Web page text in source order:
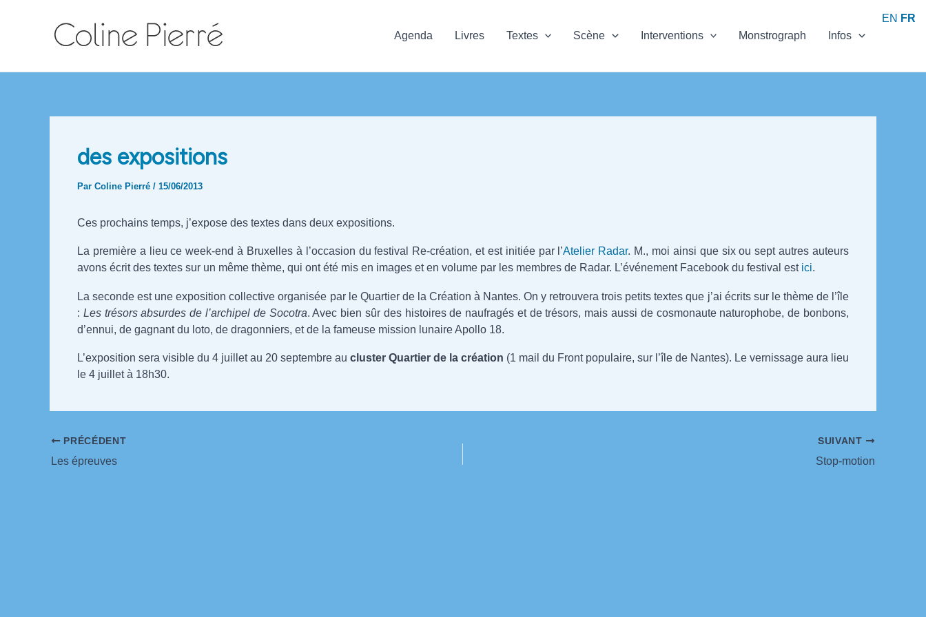
Agenda Livres Textes Scène Interventions Monstrograph Infos
des expositions
Par Coline Pierré / 15/06/2013
Ces prochains temps, j’expose des textes dans deux expositions.
La première a lieu ce week-end à Bruxelles à l’occasion du festival Re-création, et est initiée par l’Atelier Radar. M., moi ainsi que six ou sept autres auteurs
avons écrit des textes sur un même thème, qui ont été mis en images et en volume par les membres de Radar. L’événement Facebook du festival est ici.
La seconde est une exposition collective organisée par le Quartier de la Création à Nantes. On y retrouvera trois petits textes que j’ai écrits sur le thème de l’île
: Les trésors absurdes de l’archipel de Socotra. Avec bien sûr des histoires de naufragés et de trésors, mais aussi de cosmonaute naturophobe, de bonbons,
d’ennui, de gagnant du loto, de dragonniers, et de la fameuse mission lunaire Apollo 18.
L’exposition sera visible du 4 juillet au 20 septembre au cluster Quartier de la création (1 mail du Front populaire, sur l’île de Nantes). Le vernissage aura lieu
le 4 juillet à 18h30.
Navigation
des
PRÉCÉDENT
Les épreuves
SUIVANT
Stop-motion
EN FR